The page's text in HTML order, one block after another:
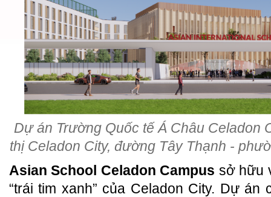
Dự án Trường Quốc tế Á Châu Celadon
thị Celadon City, đường Tây Thạnh -
Asian School Celadon Campus sở hữu
“trái tim xanh” của Celadon City. Dự